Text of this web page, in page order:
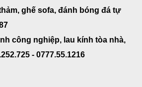
ghế sofa, đánh bóng đá tự
công nghiệp, lau kính tòa nhà,
- 0777.55.1216